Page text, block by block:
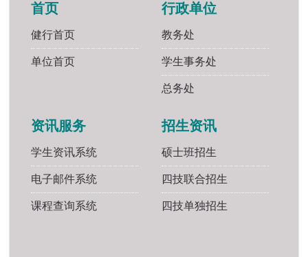
首页
健行首页
单位首页
行政单位
教务处
学生事务处
总务处
资讯服务
学生资讯系统
电子邮件系统
课程查询系统
招生资讯
硕士班招生
四技联合招生
四技单独招生